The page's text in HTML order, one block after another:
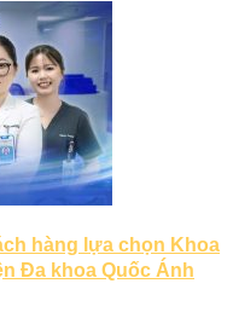
hàng lựa chọn Khoa
Đa khoa Quốc Ánh